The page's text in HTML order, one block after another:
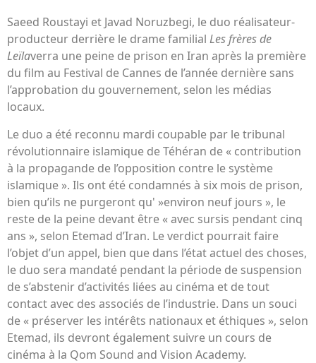
Saeed Roustayi et Javad Noruzbegi, le duo réalisateur-
producteur derrière le drame familial Les frères de
Leïlaverra une peine de prison en Iran après la première
du film au Festival de Cannes de l’année dernière sans
l’approbation du gouvernement, selon les médias
locaux.
Le duo a été reconnu mardi coupable par le tribunal
révolutionnaire islamique de Téhéran de « contribution
à la propagande de l’opposition contre le système
islamique ». Ils ont été condamnés à six mois de prison,
bien qu’ils ne purgeront qu' »environ neuf jours », le
reste de la peine devant être « avec sursis pendant cinq
ans », selon Etemad d’Iran. Le verdict pourrait faire
l’objet d’un appel, bien que dans l’état actuel des choses,
le duo sera mandaté pendant la période de suspension
de s’abstenir d’activités liées au cinéma et de tout
contact avec des associés de l’industrie. Dans un souci
de « préserver les intérêts nationaux et éthiques », selon
Etemad, ils devront également suivre un cours de
cinéma à la Qom Sound and Vision Academy.